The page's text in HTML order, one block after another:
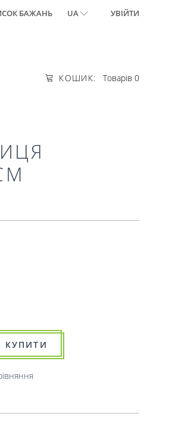
БАЖАНЬ UA УВІЙТИ
КОШИК: Товарів 0
КУПИТИ